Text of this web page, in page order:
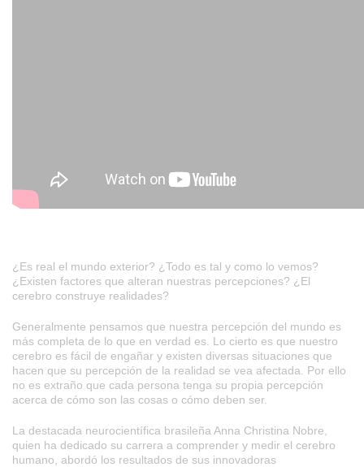
¿Es real el mundo exterior? ¿Todo es tal y como lo vemos?
¿Existen factores que alteran nuestras percepciones? ¿El
cerebro construye realidades?
Generalmente pensamos que nuestra percepción del mundo es
más completa de lo que en verdad es. Lo cierto es que nuestro
cerebro es fácil de engañar y existen diversas situaciones que
hacen que su percepción de la realidad se vea afectada. Por ello
no es extraño que cada persona tenga su propia percepción
acerca de cómo son las cosas o cómo deben ser.
La destacada neurocientífica brasileña Anna Christina Nobre,
quien ha dedicado su carrera a comprender y medir el cerebro
humano, abordó los resultados de sus innovadoras